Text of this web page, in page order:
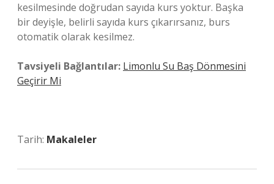
kesilmesinde doğrudan sayıda kurs yoktur. Başka
bir deyişle, belirli sayıda kurs çıkarırsanız, burs
otomatik olarak kesilmez.
Tavsiyeli Bağlantılar: Limonlu Su Baş Dönmesini
Geçirir Mi
Tarih: Makaleler